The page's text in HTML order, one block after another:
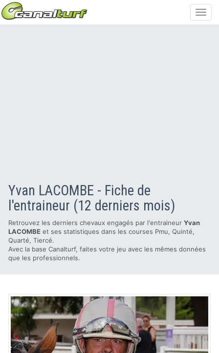
Yvan LACOMBE - Fiche de
l'entraineur (12 derniers mois)
Retrouvez les derniers chevaux engagés par l'entraineur Yvan
LACOMBE et ses statistiques dans les courses Pmu, Quinté,
Quarté, Tiercé.
Avec la base Canalturf, faites votre jeu avec les mêmes données
que les professionnels.